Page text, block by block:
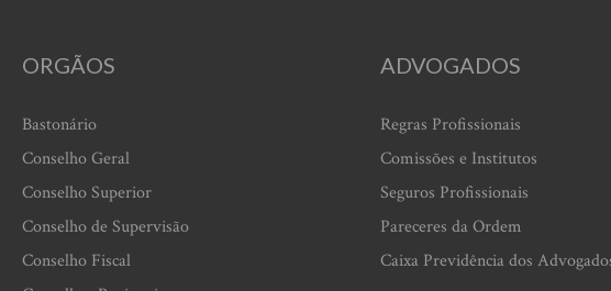
ORGÃOS
Bastonário
Conselho Geral
Conselho Superior
Conselho de Supervisão
Conselho Fiscal
ADVOGADOS
Regras Profissionais
Comissões e Institutos
Seguros Profissionais
Pareceres da Ordem
Caixa Previdência dos